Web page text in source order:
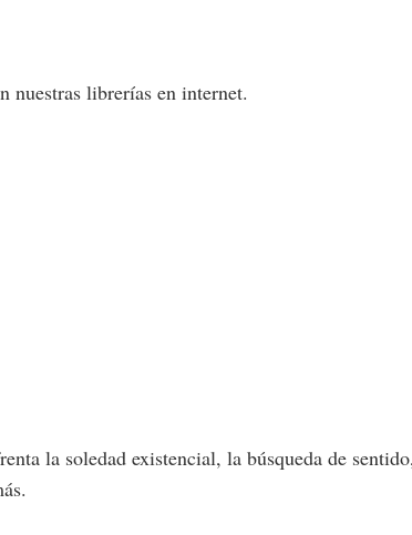
librerías en internet.
la soledad existencial, la búsqueda de